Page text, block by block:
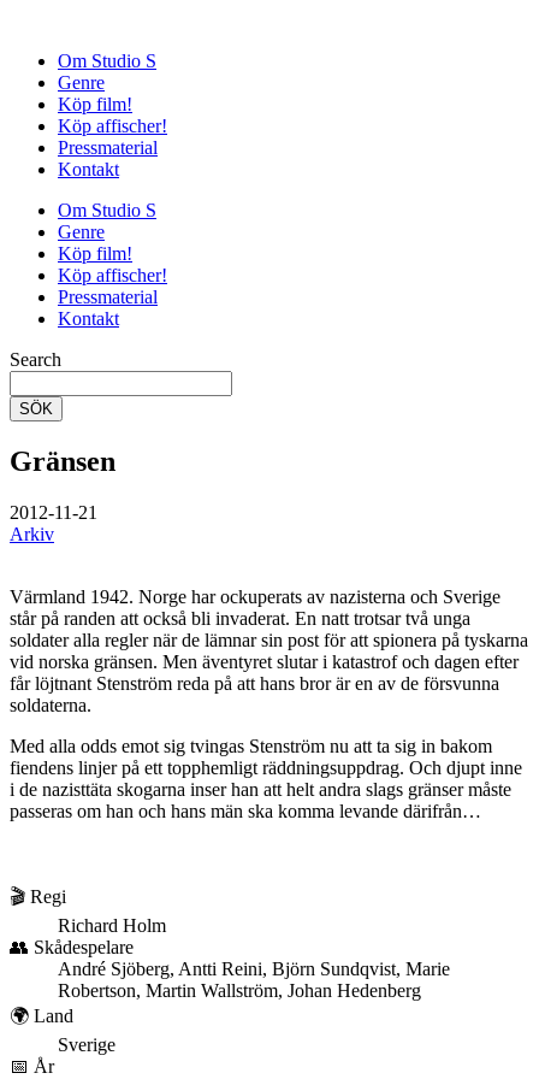
Om Studio S
Genre
Köp film!
Köp affischer!
Pressmaterial
Kontakt
Om Studio S
Genre
Köp film!
Köp affischer!
Pressmaterial
Kontakt
Search
SÖK
Gränsen
2012-11-21
Arkiv
Värmland 1942. Norge har ockuperats av nazisterna och Sverige
står på randen att också bli invaderat. En natt trotsar två unga
soldater alla regler när de lämnar sin post för att spionera på tyskarna
vid norska gränsen. Men äventyret slutar i katastrof och dagen efter
får löjtnant Stenström reda på att hans bror är en av de försvunna
soldaterna.
Med alla odds emot sig tvingas Stenström nu att ta sig in bakom
fiendens linjer på ett topphemligt räddningsuppdrag. Och djupt inne
i de nazisttäta skogarna inser han att helt andra slags gränser måste
passeras om han och hans män ska komma levande därifrån…
🎬 Regi
Richard Holm
👥 Skådespelare
André Sjöberg, Antti Reini, Björn Sundqvist, Marie
Robertson, Martin Wallström, Johan Hedenberg
🌍 Land
Sverige
📅 År